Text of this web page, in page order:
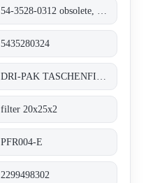
5435280324
filter 20x25x2
PFR004-E
2299498302